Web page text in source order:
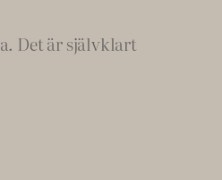
Det är självklart